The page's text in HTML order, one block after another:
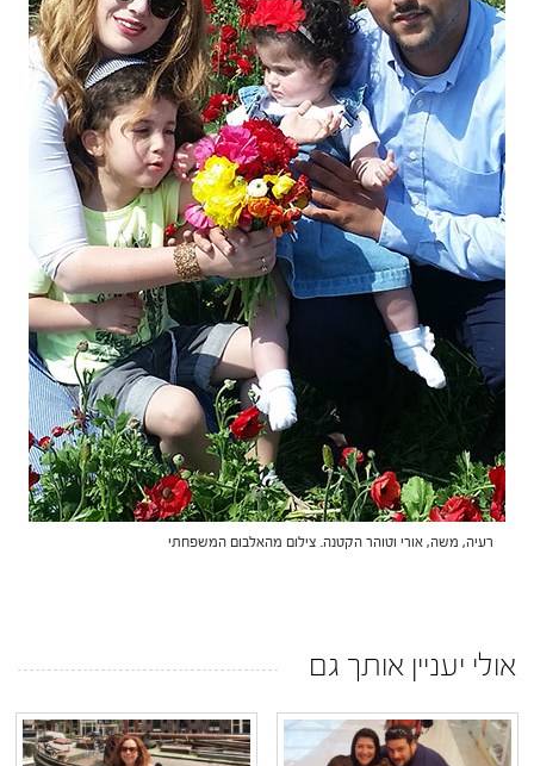
רעיה, משה, אורי וטוהר הקטנה. צילום מהאלבום המשפחתי
אולי יעניין אותך גם